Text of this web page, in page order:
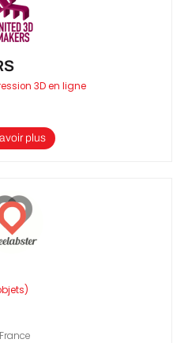
3D en ligne
plus